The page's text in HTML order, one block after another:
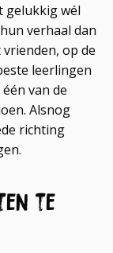
gelukkig wél
verhaal dan
op de
leerlingen
van de
Alsnog
richting
te